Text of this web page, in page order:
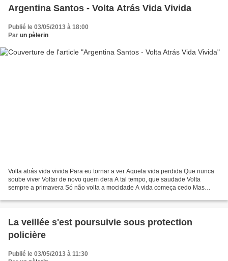
Argentina Santos - Volta Atrás Vida Vivida
Publié le 03/05/2013 à 18:00
Par un pèlerin
Volta atrás vida vivida Para eu tornar a ver Aquela vida perdida Que nunca
soube viver Voltar de novo quem dera A tal tempo, que saudade Volta
sempre a primavera Só não volta a mocidade A vida começa cedo Mas
La veillée s'est poursuivie sous protection
policière
Publié le 03/05/2013 à 11:30